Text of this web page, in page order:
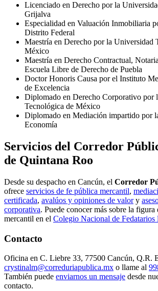
Licenciado en Derecho por la
Grijalva
Especialidad en Valuación Inmobiliaria
Distrito Federal
Maestría en Derecho por la Universidad
México
Maestría en Derecho Contractual,
Escuela Libre de Derecho de Puebla
Doctor Honoris Causa por el Instituto
de Excelencia
Diplomado en Derecho Corporativo por
Tecnológica de México
Diplomado en Mediación impartido por
Economía
Servicios del Corredor
de Quintana Roo
Desde su despacho en Cancún, el Corredor
ofrece servicios de fe pública mercantil,
certificada, avalúos y opiniones de valory
corporativa. Puede conocer más sobre la figura
mercantil en el Colegio Nacional de Fedatarios
Contacto
Oficina en C. Liebre 33, 77500 Cancún, Q.R.
crystinalm@correduriapublica.mx o llame al
También puede enviarnos un mensaje desde
contacto.